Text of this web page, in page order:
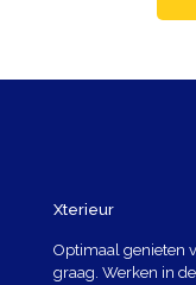
Xterieur
Optimaal genieten
graag. Werken in